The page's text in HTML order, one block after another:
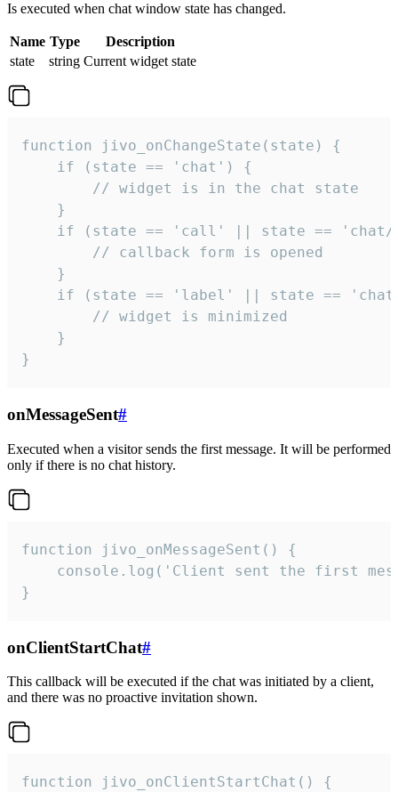
Is executed when chat window state has changed.
Name Type
Description
state
string Current widget state
function jivo_onChangeState(state) {
    if (state == 'chat') {
        // widget is in the chat state
    }
if (state == 'call' || state ==
        // callback form is opened
    }
if (state == 'label' || state ==
        // widget is minimized
    }
}
onMessageSent#
Executed when a visitor sends the first message. It will be performed
only if there is no chat history.
function jivo_onMessageSent() {
console.log('Client sent the first
}
onClientStartChat#
This callback will be executed if the chat was initiated by a client,
and there was no proactive invitation shown.
function jivo_onClientStartChat() {